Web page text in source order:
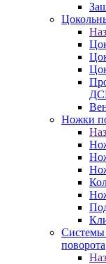
Ножки
Системы
поворота